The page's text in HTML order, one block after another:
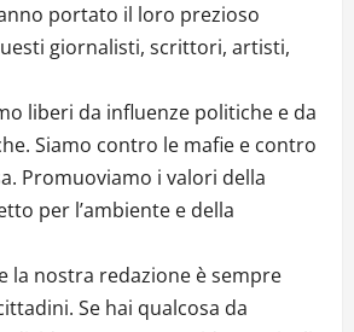
portato il loro prezioso
giornalisti, scrittori, artisti,
liberi da influenze politiche e da
Siamo contro le mafie e contro
Promuoviamo i valori della
per l’ambiente e della
la nostra redazione è sempre
Se hai qualcosa da